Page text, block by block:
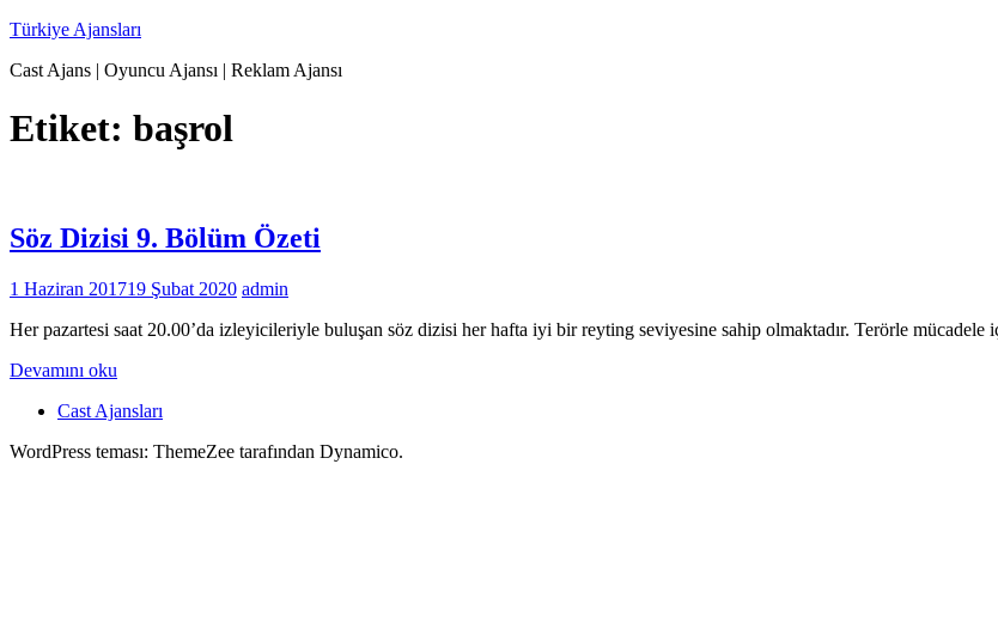
İçeriğe
Türkiye Ajansları
Cast Ajans | Oyuncu Ajansı | Reklam Ajansı
Etiket: başrol
Söz Dizisi 9. Bölüm Özeti
1 Haziran 201719 Şubat 2020 admin
Her pazartesi saat 20.00’da izleyicileriyle buluşan söz dizisi her hafta iyi bir reyting seviyesine sahip olmaktadır. Terörle
Devamını oku
Cast Ajansları
WordPress teması: ThemeZee tarafından Dynamico.